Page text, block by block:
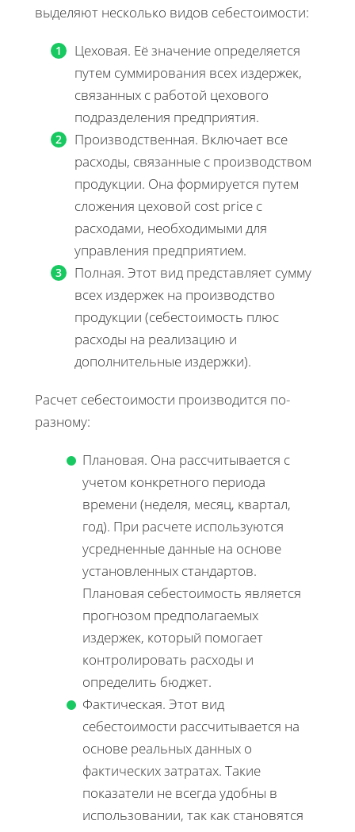
выделяют несколько видов себестоимости:
Цеховая. Её значение определяется
путем суммирования всех издержек,
связанных с работой цехового
подразделения предприятия.
Производственная. Включает все
расходы, связанные с производством
продукции. Она формируется путем
сложения цеховой cost price с
расходами, необходимыми для
управления предприятием.
Полная. Этот вид представляет сумму
всех издержек на производство
продукции (себестоимость плюс
расходы на реализацию и
дополнительные издержки).
Расчет себестоимости производится по-
разному:
Плановая. Она рассчитывается с
учетом конкретного периода
времени (неделя, месяц, квартал,
год). При расчете используются
усредненные данные на основе
установленных стандартов.
Плановая себестоимость является
прогнозом предполагаемых
издержек, который помогает
контролировать расходы и
определить бюджет.
Фактическая. Этот вид
себестоимости рассчитывается на
основе реальных данных о
фактических затратах. Такие
показатели не всегда удобны в
использовании, так как становятся